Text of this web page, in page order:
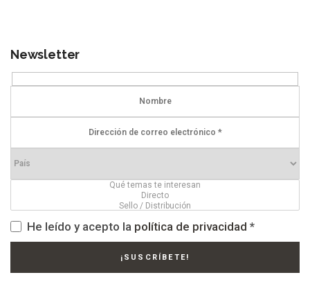
Newsletter
He leído y acepto la política de privacidad *